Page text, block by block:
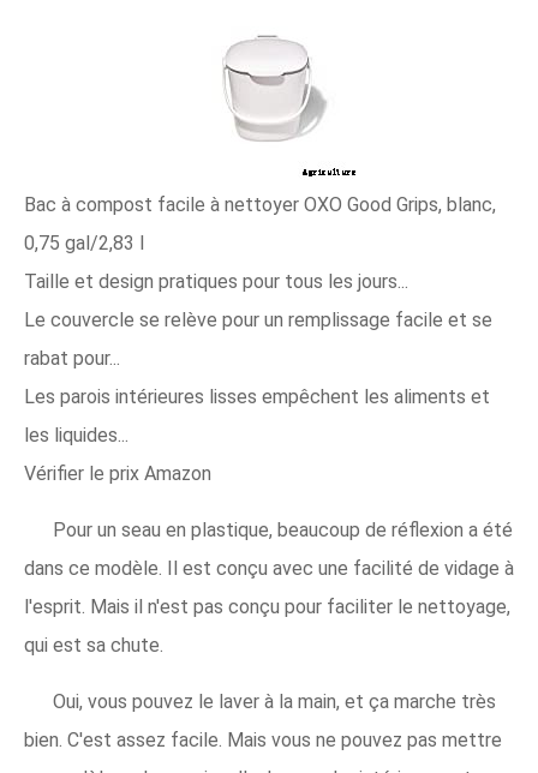
Bac à compost facile à nettoyer OXO Good Grips, blanc,
0,75 gal/2,83 l
Taille et design pratiques pour tous les jours...
Le couvercle se relève pour un remplissage facile et se
rabat pour...
Les parois intérieures lisses empêchent les aliments et
les liquides...
Vérifier le prix Amazon
Pour un seau en plastique, beaucoup de réflexion a été
dans ce modèle. Il est conçu avec une facilité de vidage à
l'esprit. Mais il n'est pas conçu pour faciliter le nettoyage,
qui est sa chute.
Oui, vous pouvez le laver à la main, et ça marche très
bien. C'est assez facile. Mais vous ne pouvez pas mettre